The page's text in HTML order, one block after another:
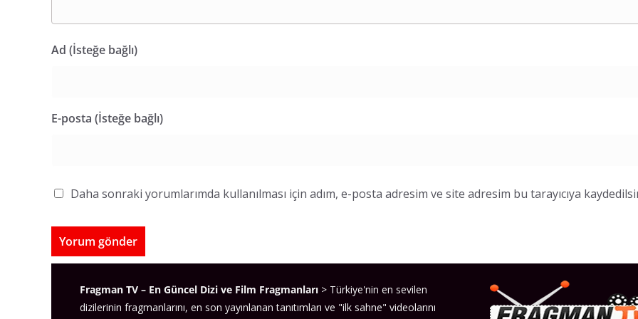
Ad (İsteğe bağlı)
E-posta (İsteğe bağlı)
Daha sonraki yorumlarımda kullanılması için adım, e-posta adresim ve site adresim bu tarayıcıya
Fragman TV – En Güncel Dizi ve Film Fragmanları > Türkiye'nin en sevilen
dizilerinin fragmanlarını, en son yayınlanan tanıtımları ve "ilk sahne" videolarını